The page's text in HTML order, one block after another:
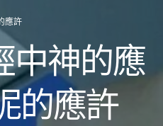
應許
中神的應
的應許